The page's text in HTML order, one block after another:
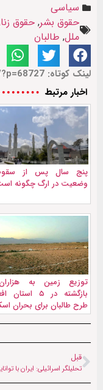
سیاسی
حقوق بشر,حقوق
ملل, طالبان
لینک کوتاه: https://iraf.ir/?p=68727
اخبار مرتبط
پنج سال پس از
وضعیت در ارگ چگونه
توزیع زمین به
بازگشته در ۵
طرح طالبان برای بحران
قبل